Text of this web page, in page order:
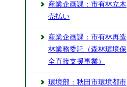
産業企画課：市有林立木
売払い
産業企画課：市有林再造
林業務委託（森林環境保
全直接支援事業）
環境部：秋田市環境都市